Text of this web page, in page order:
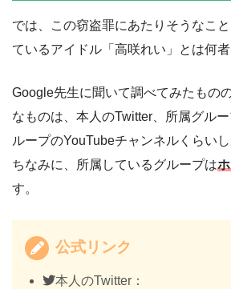
では、この窃盗罪にあたりそうなこ
ているアイドル「高咲れい」とは何
Google先生に聞いて調べてみたもの
なものは、本人のTwitter、所属グル
ループのYouTubeチャンネルくらい
ちなみに、所属しているグループは
す。
公式リンク
本人のTwitter：